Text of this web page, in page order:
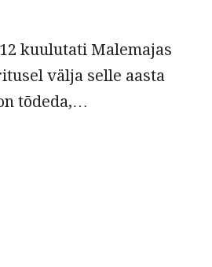
kuulutati Malemajas
välja selle aasta
tõdeda,…